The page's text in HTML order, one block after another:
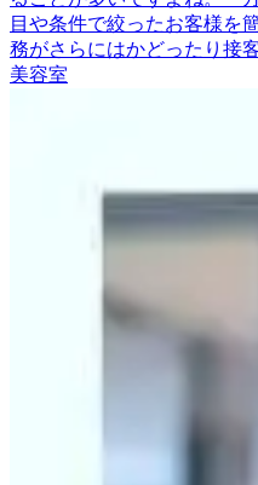
目や条件で絞ったお客様を
務がさらにはかどったり接
美容室